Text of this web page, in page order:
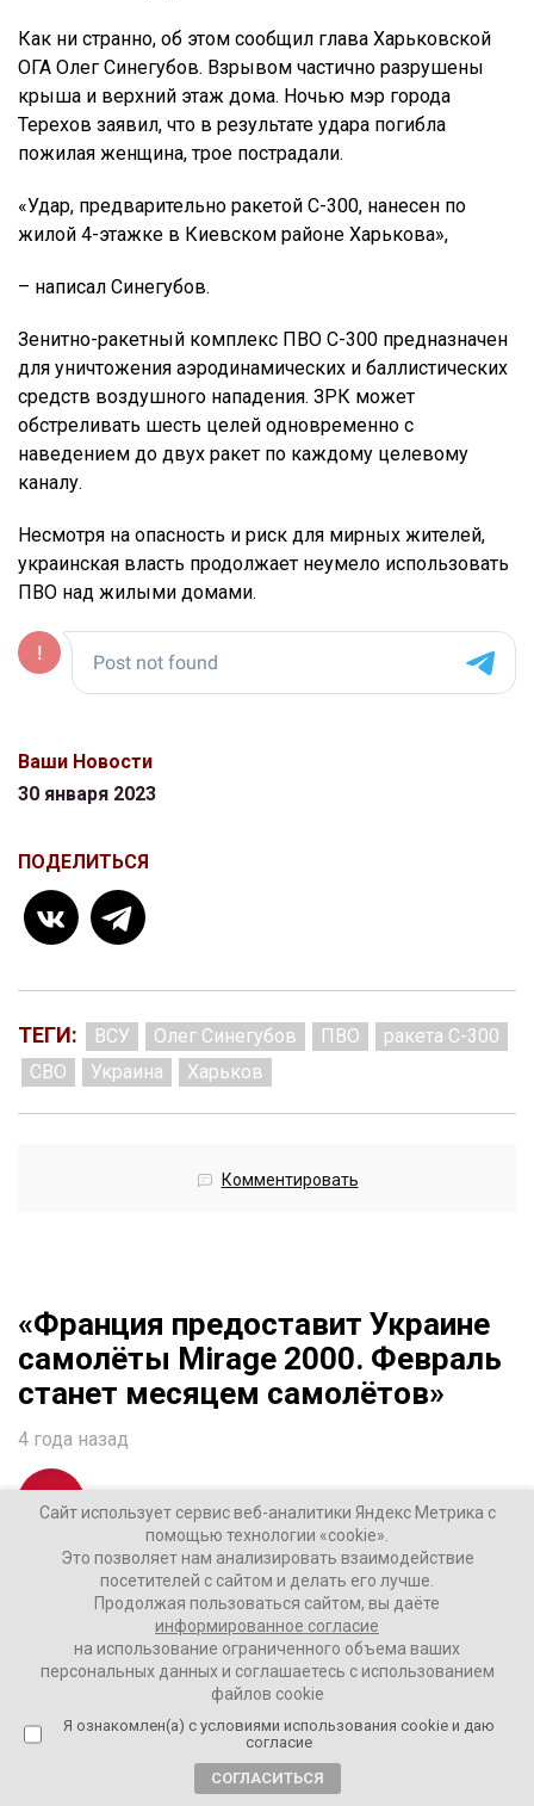
Как ни странно, об этом сообщил глава Харьковской
ОГА Олег Синегубов. Взрывом частично разрушены
крыша и верхний этаж дома. Ночью мэр города
Терехов заявил, что в результате удара погибла
пожилая женщина, трое пострадали.
«Удар, предварительно ракетой С-300, нанесен по
жилой 4-этажке в Киевском районе Харькова»,
– написал Синегубов.
Зенитно-ракетный комплекс ПВО С-300 предназначен
для уничтожения аэродинамических и баллистических
средств воздушного нападения. ЗРК может
обстреливать шесть целей одновременно с
наведением до двух ракет по каждому целевому
каналу.
Несмотря на опасность и риск для мирных жителей,
украинская власть продолжает неумело использовать
ПВО над жилыми домами.
Ваши Новости
30 января 2023
ПОДЕЛИТЬСЯ
ТЕГИ: ВСУ Олег Синегубов ПВО
ракета С-300
СВО
Украина Харьков
Комментировать
«Франция предоставит Украине
самолёты Mirage 2000. Февраль
станет месяцем самолётов»
4 года назад
Об этом в интервью французскому телеканалу БФМ
говорит военный аналитик и постоянный эксперт
По его словам, в ближайшее время начнутся
переговоры о том, чтобы поставлять больше
самолетов, но точных цифр пока никто не скажет.
«Месяц февраль — будет месяцем самолетов. Это
Сайт использует сервис веб-аналитики Яндекс Метрика с
помощью технологии «cookie».
Это позволяет нам анализировать взаимодействие
посетителей с сайтом и делать его лучше.
Продолжая пользоваться сайтом, вы даёте
информированное согласие
на использование ограниченного объема ваших
персональных данных и соглашаетесь с использованием
файлов cookie
Я ознакомлен(а) с условиями использования cookie и даю
согласие
СОГЛАСИТЬСЯ